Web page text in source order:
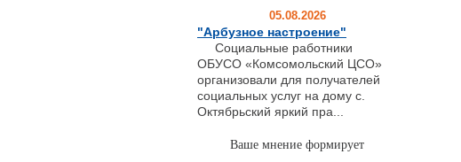
05.08.2026
"Арбузное настроение"
Социальные работники
ОБУСО «Комсомольский ЦСО»
организовали для получателей
социальных услуг на дому с.
Октябрьский яркий пра...
Ваше мнение формирует